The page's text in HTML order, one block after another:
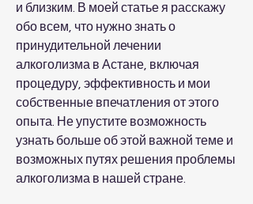
и близким. В моей статье я расскажу
обо всем, что нужно знать о
принудительной лечении
алкоголизма в Астане, включая
процедуру, эффективность и мои
собственные впечатления от этого
опыта. Не упустите возможность
узнать больше об этой важной теме и
возможных путях решения проблемы
алкоголизма в нашей стране.